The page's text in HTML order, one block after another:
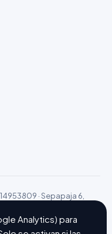
· Sepapaja 6,
❤ en Barcelona
Analytics) para